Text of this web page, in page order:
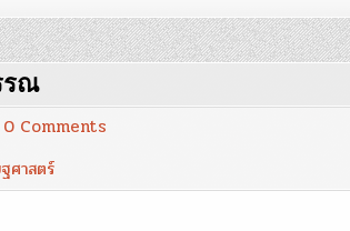
สันติ
สิงห
วังชา
รณ
0 Comments
แค่
ศาสตร์